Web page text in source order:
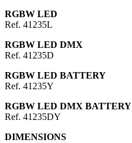
RGBW LED
Ref. 41235L
RGBW LED DMX
Ref. 41235D
RGBW LED BATTERY
Ref. 41235Y
RGBW LED DMX BATTERY
Ref. 41235DY
DIMENSIONS